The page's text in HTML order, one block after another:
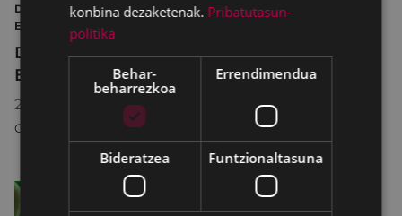
DEBABARRENEKO XLI ESKOLARTEKO ANTZERKI
ERAKUSKETA TEATROA
Debabarreneko 41 Eskolarteko Antzerki
Erakusketa
2026/05/07 15:00
COLISEO ANTZOKIA
konbina dezaketenak. Pribatutasun-
politika
Behar-
beharrezkoa
Errendimendua
Bideratzea Funtzionaltasuna